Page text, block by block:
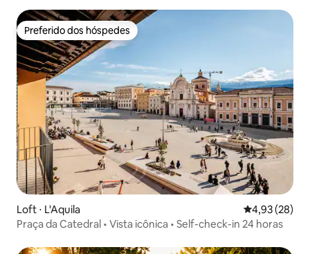
Preferido dos hóspedes
Preferido dos hóspedes
Loft ⋅ L'Aquila 4,93 de uma
4,93 (28)
Praça da Catedral • Vista icônica • Self-check-in 24 horas